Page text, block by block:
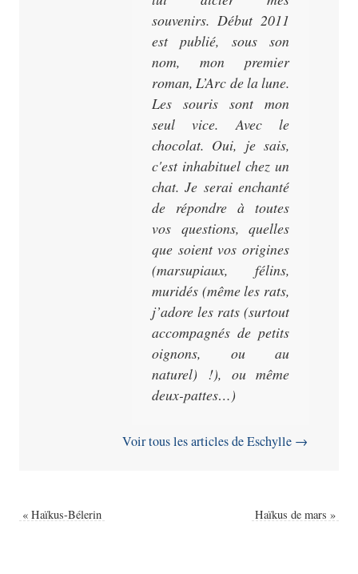
souvenirs. Début 2011
est publié, sous son
nom, mon premier
roman,L’Arc de la lune.
Les souris sont mon
seul vice. Avec le
chocolat. Oui, je sais,
c'est inhabituel chez un
chat. Je serai enchanté
de répondre à toutes
vos questions, quelles
que soient vos origines
(marsupiaux, félins,
muridés (même les rats,
j’adore les rats (surtout
accompagnés de petits
oignons, ou au
naturel) !), ou même
deux-pattes…)
Voir tous les articles de Eschylle →
« Haïkus-Bélerin Haïkus de mars »